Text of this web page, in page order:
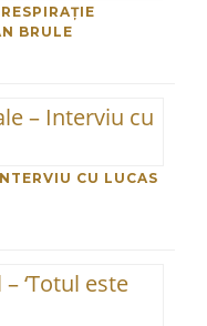
BRULE
CU LUCAS